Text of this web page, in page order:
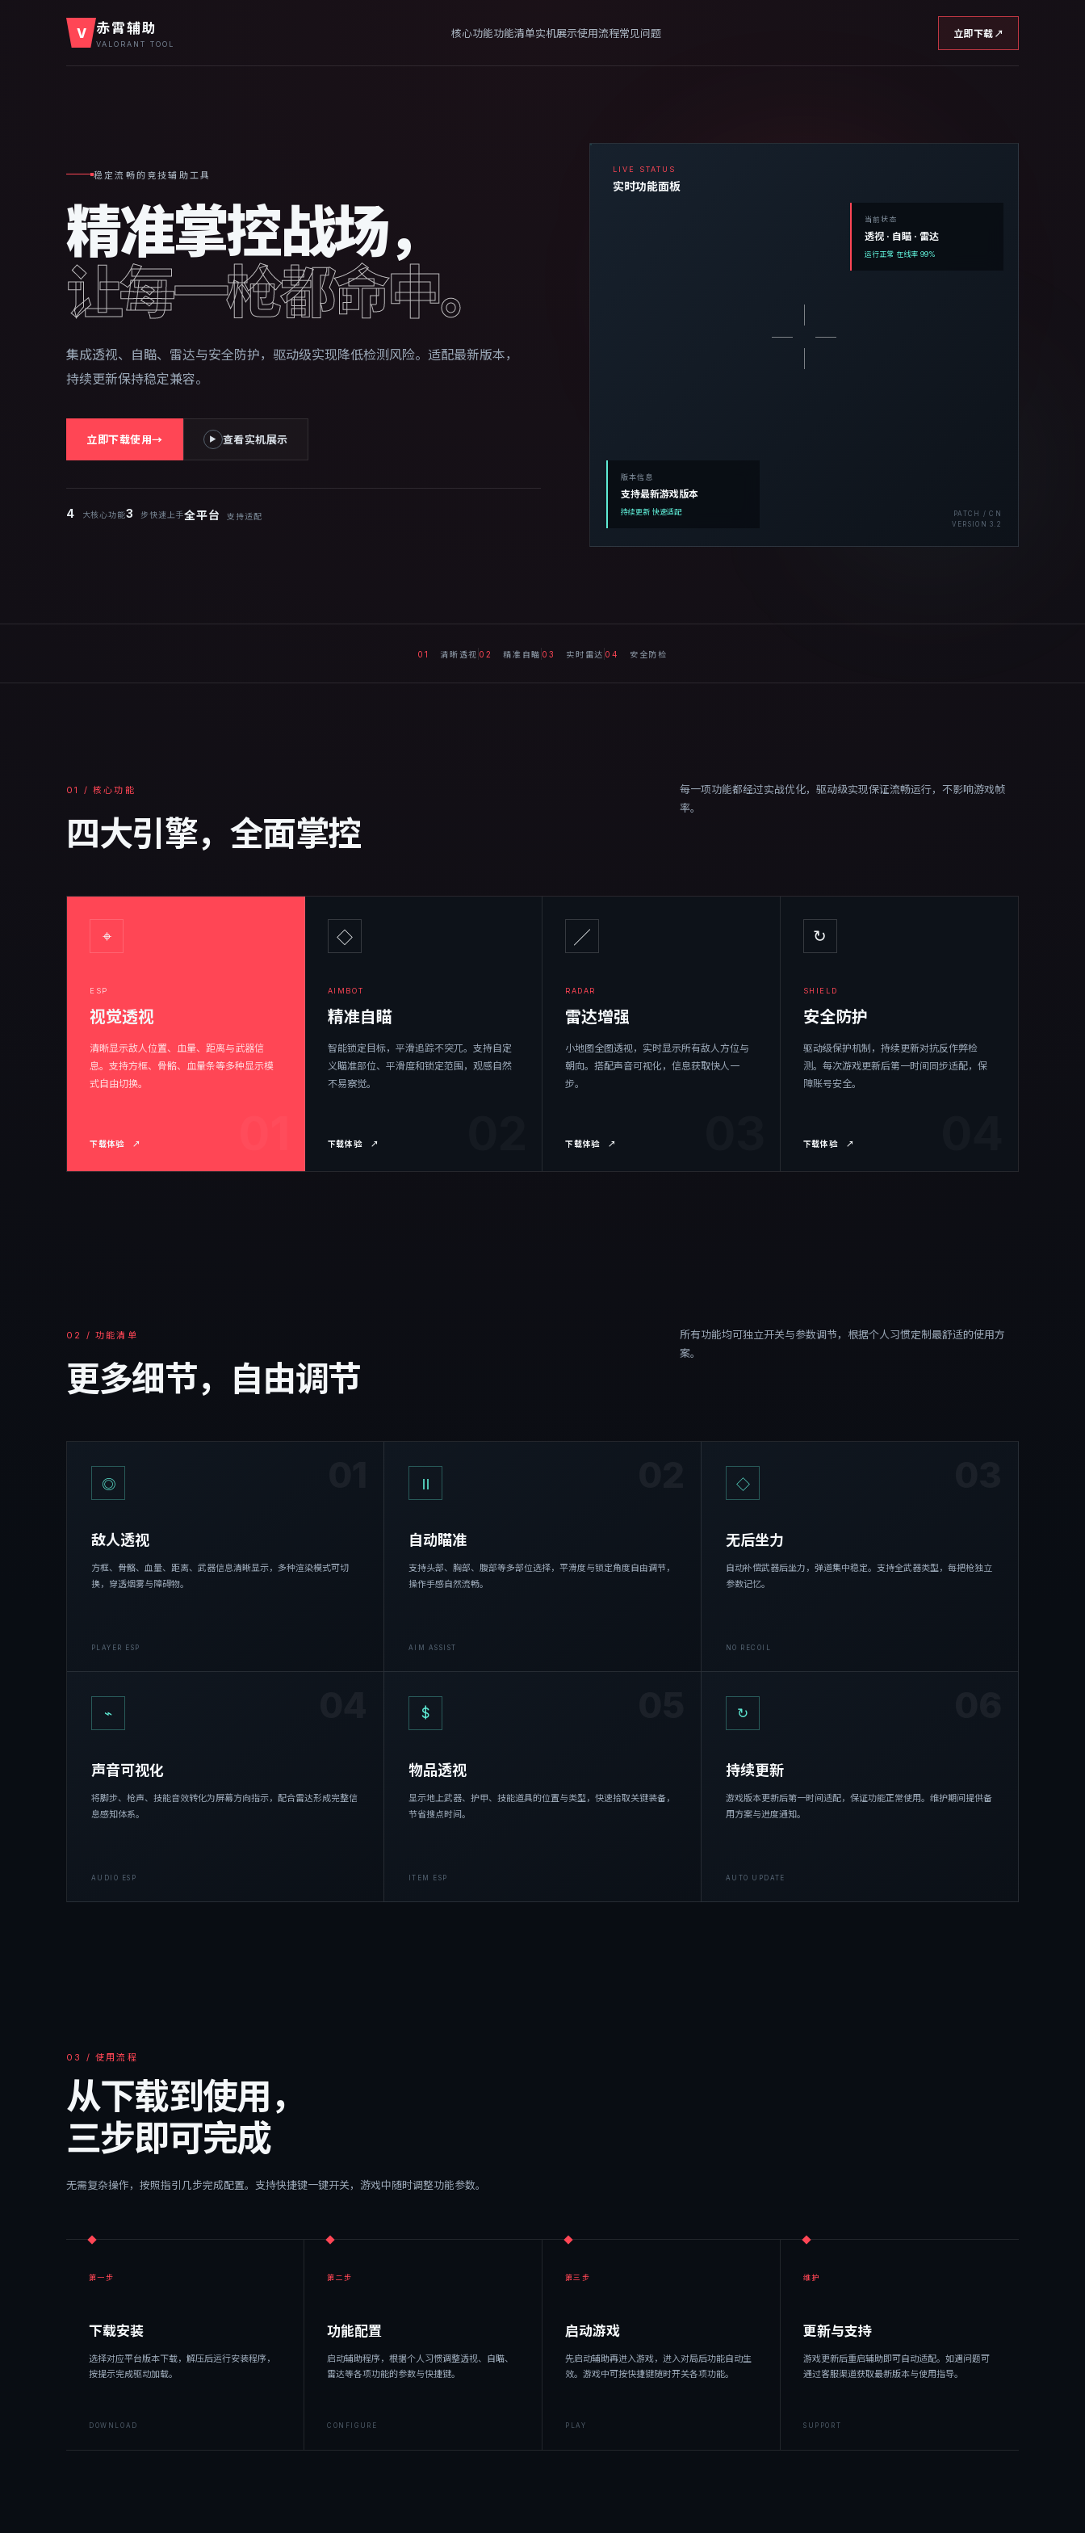
V 赤霄辅助
VALORANT TOOL
核心功能功能清单实机展示使用流程常见问题 立即下载 ↗
稳定流畅的竞技辅助工具
精准掌控战场，
让每一枪都命中。
集成透视、自瞄、雷达与安全防护，驱动级实现降低检测风险。适配最新版本，
持续更新保持稳定兼容。
立即下载使用→ ▶ 查看实机展示
4 大核心功能3 步快速上手全平台 支持适配
LIVE STATUS
实时功能面板
当前状态
透视 · 自瞄 · 雷达
运行正常 在线率 99%
版本信息
支持最新游戏版本
持续更新 快速适配
PATCH / CN
VERSION 3.2
01 清晰透视 02 精准自瞄 03 实时雷达 04 安全防检
01 / 核心功能
四大引擎，全面掌控
每一项功能都经过实战优化，驱动级实现保证流畅运行，不影响游戏帧
率。
⌖
ESP
视觉透视
清晰显示敌人位置、血量、距离与武器信
息。支持方框、骨骼、血量条等多种显示模
式自由切换。
下载体验 ↗
◇
AIMBOT
精准自瞄
智能锁定目标，平滑追踪不突兀。支持自定
义瞄准部位、平滑度和锁定范围，观感自然
不易察觉。
下载体验 ↗
╱
RADAR
雷达增强
小地图全图透视，实时显示所有敌人方位与
朝向。搭配声音可视化，信息获取快人一
步。
下载体验 ↗
↻
SHIELD
安全防护
驱动级保护机制，持续更新对抗反作弊检
测。每次游戏更新后第一时间同步适配，保
障账号安全。
下载体验 ↗
02 / 功能清单
更多细节，自由调节
所有功能均可独立开关与参数调节，根据个人习惯定制最舒适的使用方
案。
◎
敌人透视
方框、骨骼、血量、距离、武器信息清晰显示，多种渲染模式可切
换，穿透烟雾与障碍物。
PLAYER ESP
Ⅱ
自动瞄准
支持头部、胸部、腹部等多部位选择，平滑度与锁定角度自由调节，
操作手感自然流畅。
AIM ASSIST
◇
无后坐力
自动补偿武器后坐力，弹道集中稳定。支持全武器类型，每把枪独立
参数记忆。
NO RECOIL
⌁
声音可视化
将脚步、枪声、技能音效转化为屏幕方向指示，配合雷达形成完整信
息感知体系。
AUDIO ESP
$
物品透视
显示地上武器、护甲、技能道具的位置与类型，快速拾取关键装备，
节省搜点时间。
ITEM ESP
↻
持续更新
游戏版本更新后第一时间适配，保证功能正常使用。维护期间提供备
用方案与进度通知。
AUTO UPDATE
03 / 使用流程
从下载到使用，
三步即可完成
无需复杂操作，按照指引几步完成配置。支持快捷键一键开关，游戏中随时调整功能参数。
第一步
下载安装
选择对应平台版本下载，解压后运行安装程序，
按提示完成驱动加载。
DOWNLOAD
第二步
功能配置
启动辅助程序，根据个人习惯调整透视、自瞄、
雷达等各项功能的参数与快捷键。
CONFIGURE
第三步
启动游戏
先启动辅助再进入游戏，进入对局后功能自动生
效。游戏中可按快捷键随时开关各项功能。
PLAY
维护
更新与支持
游戏更新后重启辅助即可自动适配。如遇问题可
通过客服渠道获取最新版本与使用指导。
SUPPORT